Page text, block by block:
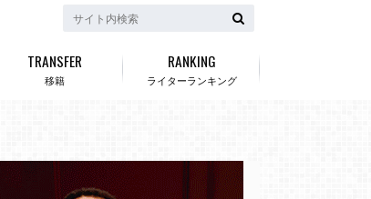
移籍
TRANSFER
ライターランキング
RANKING